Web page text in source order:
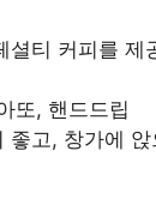
티 커피를 제
또, 핸드드립
고, 창가에